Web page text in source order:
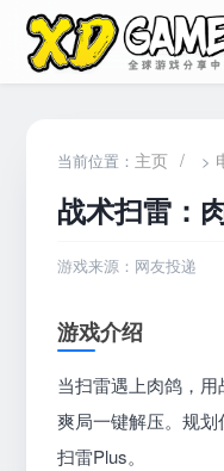
当前位置： 主页 / >
战术扫雷：
游戏来源：网友投递
游戏介绍
当扫雷遇上肉鸽，
爽局一键解压。规
扫雷Plus。